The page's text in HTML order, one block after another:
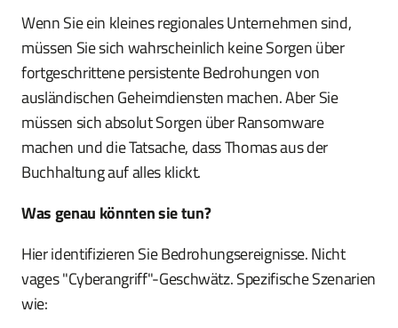
Wenn Sie ein kleines regionales Unternehmen sind,
müssen Sie sich wahrscheinlich keine Sorgen über
fortgeschrittene persistente Bedrohungen von
ausländischen Geheimdiensten machen. Aber Sie
müssen sich absolut Sorgen über Ransomware
machen und die Tatsache, dass Thomas aus der
Buchhaltung auf alles klickt.
Was genau könnten sie tun?
Hier identifizieren Sie Bedrohungsereignisse. Nicht
vages "Cyberangriff"-Geschwätz. Spezifische Szenarien
wie: